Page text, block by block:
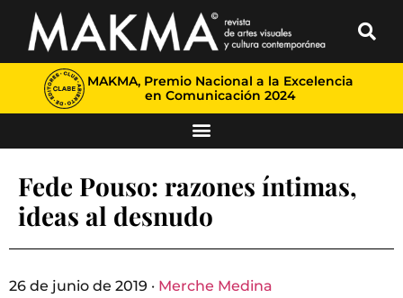
MAKMA, Premio Nacional a la Excelencia
en Comunicación 2024
Fede Pouso: razones íntimas,
ideas al desnudo
26 de junio de 2019 · Merche Medina